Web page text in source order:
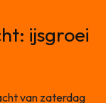
ijsgroei
van zaterdag